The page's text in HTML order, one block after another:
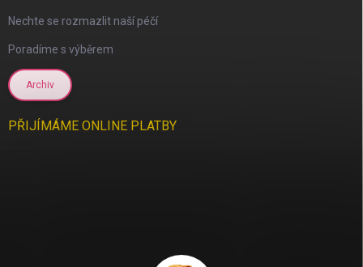
Nechte se rozmazlit naší péčí
Poradíme s výběrem
Archiv
PŘIJÍMÁME ONLINE PLATBY